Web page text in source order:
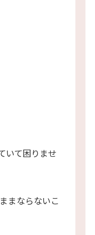
いて困りませ
まならないこ